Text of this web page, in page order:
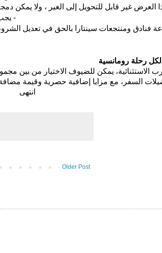
العرض غير قابل للتحويل إلى الغير ، ولا يمكن
-
فنادق ومنتجعات سينتارا
بالحق في تعديل
رحلة رومانسية
الاستثنائية، يمكن للضيوف الاختيار من
السفر، مع مزايا إضافية حصرية وقيمة
انتهى
Older Post